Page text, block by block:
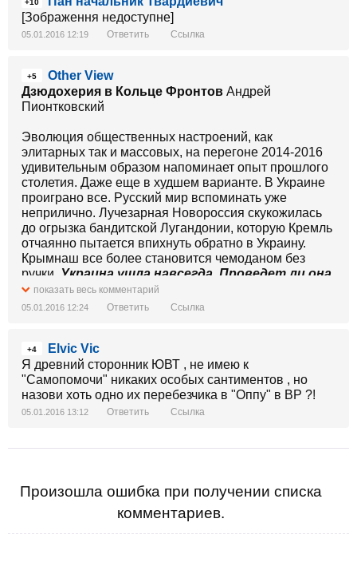
+10
[Зображення недоступне]
05.01.2016 12:19 Ответить Ссылка
+5
Other View
Дзюдохерия в Кольце Фронтов Андрей
Пионтковский
Эволюция общественных настроений, как
элитарных так и массовых, на перегоне 2014-2016
удивительным образом напоминает опыт прошлого
столетия. Даже еще в худшем варианте. В Украине
проиграно все. Русский мир вспоминать уже
неприлично. Лучезарная Новороссия скукожилась
до огрызка бандитской Лугандонии, которую Кремль
отчаянно пытается впихнуть обратно в Украину.
Крымнаш все более становится чемоданом без
ручки.
Украина ушла навсегда. Проведет ли она
успешные реформы и станет ли
вдохновляющим примером для России, пока
деревни российской "рыночной экономики" и
обнажили примитивный воровской общак. Паханат
оказался неспособным более выполнять свой
пятнадцатилетний социальный контракт с
обществом.http://www.kasparov.ru/material.php?
показать весь комментарий
05.01.2016 12:24 Ответить Ссылка
+4
Elvic Vic
Я древний сторонник ЮВТ , не имею к
"Самопомочи" никаких особых сантиментов , но
назови хоть одно их перебезчика в "Оппу" в ВР ?!
05.01.2016 13:12 Ответить Ссылка
Произошла ошибка при получении списка
комментариев.